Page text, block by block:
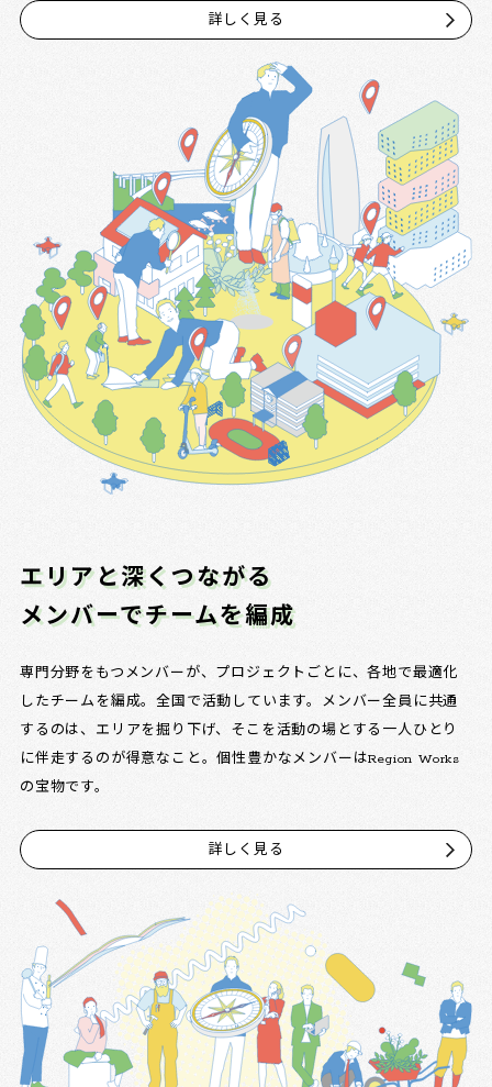
詳しく見る
エリアと深くつながる
メンバーでチームを編成
専門分野をもつメンバーが、プロジェクトごとに、各地で最適化
したチームを編成。全国で活動しています。メンバー全員に共通
するのは、エリアを掘り下げ、そこを活動の場とする一人ひとり
に伴走するのが得意なこと。個性豊かなメンバーはRegion Works
の宝物です。
詳しく見る